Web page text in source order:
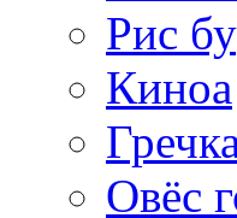
Рис
Киноа
Овёс